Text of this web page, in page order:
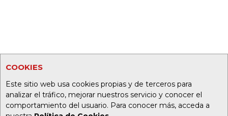
COOKIES
Este sitio web usa cookies propias y de terceros para
analizar el tráfico, mejorar nuestros servicio y conocer el
comportamiento del usuario. Para conocer más, acceda a